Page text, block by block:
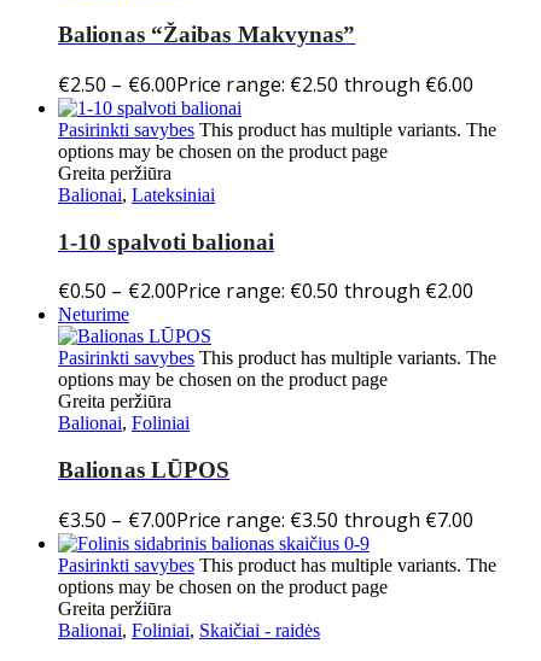
Balionas “Žaibas Makvynas”
€2.50 – €6.00Price range: €2.50 through €6.00
Pasirinkti savybes This product has multiple variants. The
options may be chosen on the product page
Greita peržiūra
Balionai, Lateksiniai
1-10 spalvoti balionai
€0.50 – €2.00Price range: €0.50 through €2.00
Neturime
Pasirinkti savybes This product has multiple variants. The
options may be chosen on the product page
Greita peržiūra
Balionai, Foliniai
Balionas LŪPOS
€3.50 – €7.00Price range: €3.50 through €7.00
Pasirinkti savybes This product has multiple variants. The
options may be chosen on the product page
Greita peržiūra
Balionai, Foliniai, Skaičiai - raidės